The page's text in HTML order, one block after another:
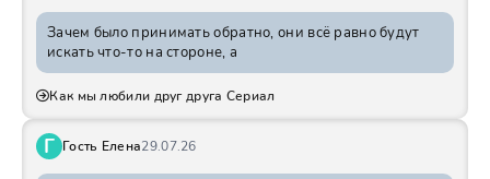
Зачем было принимать обратно, они всё равно будут
искать что-то на стороне, а
Как мы любили друг друга Сериал
Г Гость Елена29.07.26